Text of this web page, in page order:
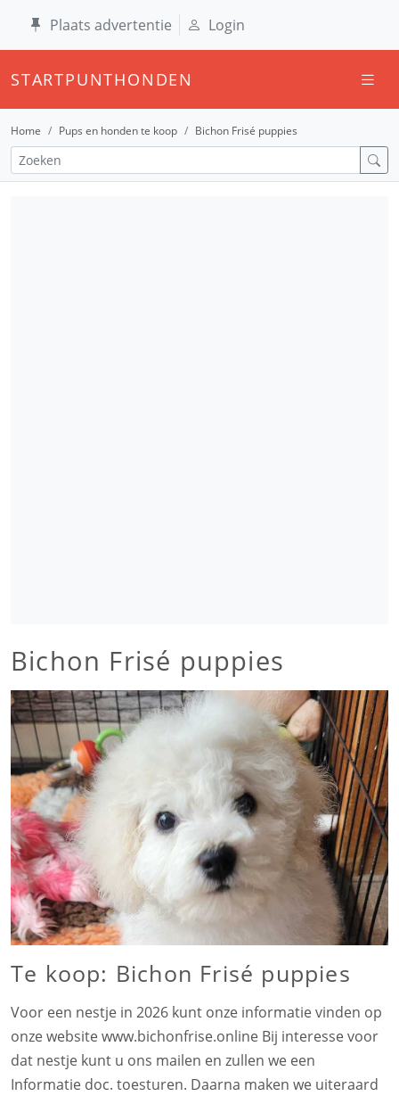
Plaats advertentie Login
STARTPUNTHONDEN
Home Pups en honden te koop Bichon Frisé puppies
Bichon Frisé puppies
Te koop: Bichon Frisé puppies
Voor een nestje in 2026 kunt onze informatie vinden op
onze website www.bichonfrise.online Bij interesse voor
dat nestje kunt u ons mailen en zullen we een
Informatie doc. toesturen. Daarna maken we uiteraard